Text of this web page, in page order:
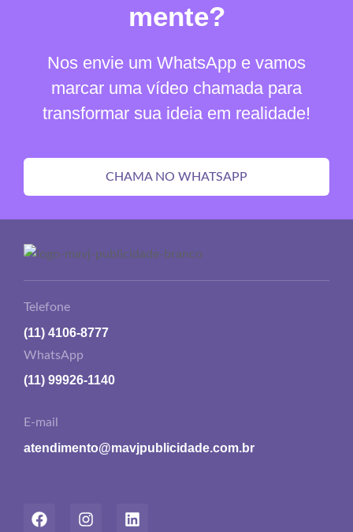
Telefone
(11) 4106-8777
WhatsApp
(11) 99926-1140
E-mail
atendimento@mavjpublicidade.com.br
mente?
Nos envie um WhatsApp e vamos
marcar uma vídeo chamada para
transformar sua ideia em realidade!
CHAMA NO WHATSAPP